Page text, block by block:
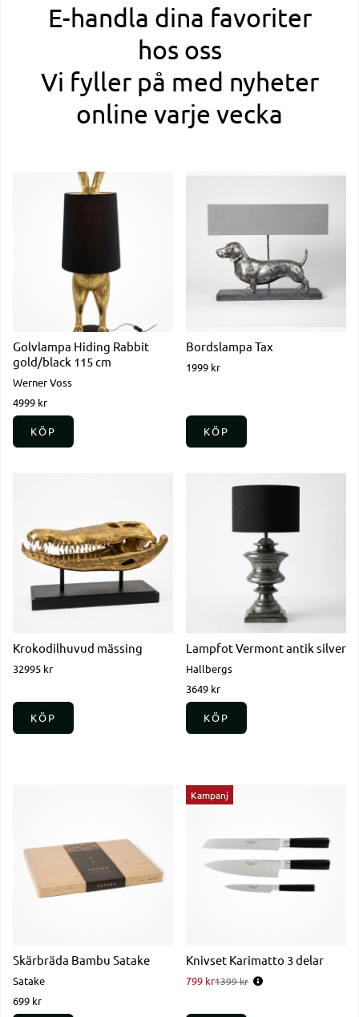
E-handla dina favoriter
hos oss
Vi fyller på med nyheter
online varje vecka
Golvlampa Hiding Rabbit
gold/black 115 cm
Werner Voss
4999 kr
KÖP
Bordslampa Tax
1999 kr
KÖP
Krokodilhuvud mässing
32995 kr
KÖP
Lampfot Vermont antik silver
Hallbergs
3649 kr
KÖP
Skärbräda Bambu Satake
Satake
699 kr
Kampanj
Knivset Karimatto 3 delar
799 kr
Ordinarie pris:
1399 kr